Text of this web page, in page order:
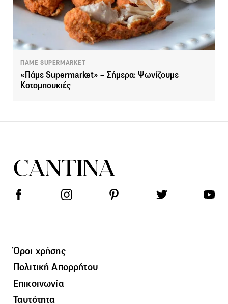
ΠΑΜΕ SUPERMARKET
«Πάμε Supermarket» – Σήμερα: Ψωνίζουμε
Κοτομπουκιές
Όροι χρήσης
Πολιτική Απορρήτου
Επικοινωνία
Ταυτότητα